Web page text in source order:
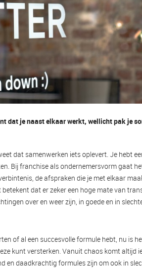
dat je naast elkaar werkt, wellicht pak je
dat samenwerken iets oplevert. Je hebt
Bij franchise als ondernemersvorm gaat
de afspraken die je met elkaar
dat er zeker een hoge mate van
over en weer zijn, in goede en in
of al een succesvolle formule hebt, nu is
kunt versterken. Vanuit chaos komt altijd
en daadkrachtig formules zijn om ook in